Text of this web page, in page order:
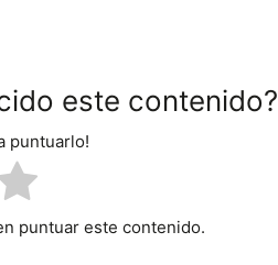
este contenido?
puntuarlo!
puntuar este contenido.